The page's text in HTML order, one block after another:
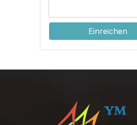
Einreichen